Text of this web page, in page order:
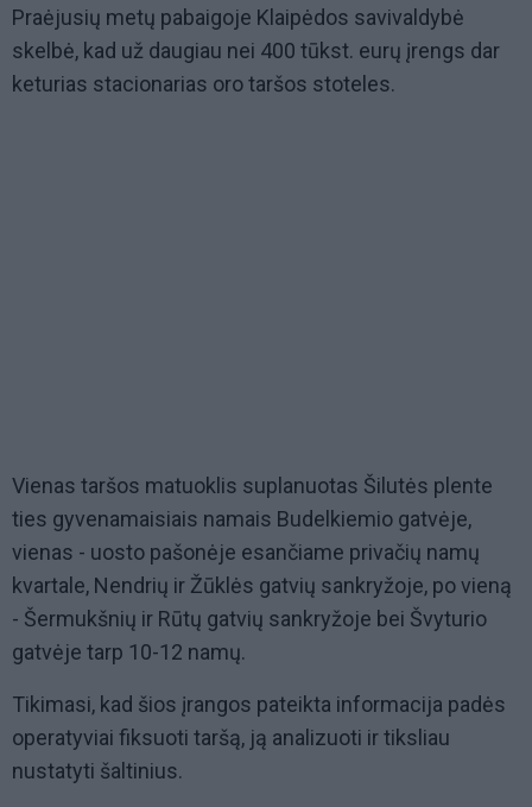
Praėjusių metų pabaigoje Klaipėdos savivaldybė
skelbė, kad už daugiau nei 400 tūkst. eurų įrengs dar
keturias stacionarias oro taršos stoteles.
Vienas taršos matuoklis suplanuotas Šilutės plente
ties gyvenamaisiais namais Budelkiemio gatvėje,
vienas - uosto pašonėje esančiame privačių namų
kvartale, Nendrių ir Žūklės gatvių sankryžoje, po vieną
- Šermukšnių ir Rūtų gatvių sankryžoje bei Švyturio
gatvėje tarp 10-12 namų.
Tikimasi, kad šios įrangos pateikta informacija padės
operatyviai fiksuoti taršą, ją analizuoti ir tiksliau
nustatyti šaltinius.